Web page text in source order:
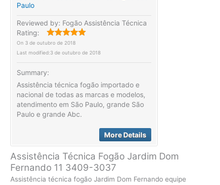
Paulo
Reviewed by: Fogão Assistência Técnica
Rating:
On 3 de outubro de 2018
Last modified:3 de outubro de 2018
Summary:
Assistência técnica fogão importado e
nacional de todas as marcas e modelos,
atendimento em São Paulo, grande São
Paulo e grande Abc.
More Details
Assistência Técnica Fogão Jardim Dom
Fernando 11 3409-3037
Assistência técnica fogão Jardim Dom Fernando equipe